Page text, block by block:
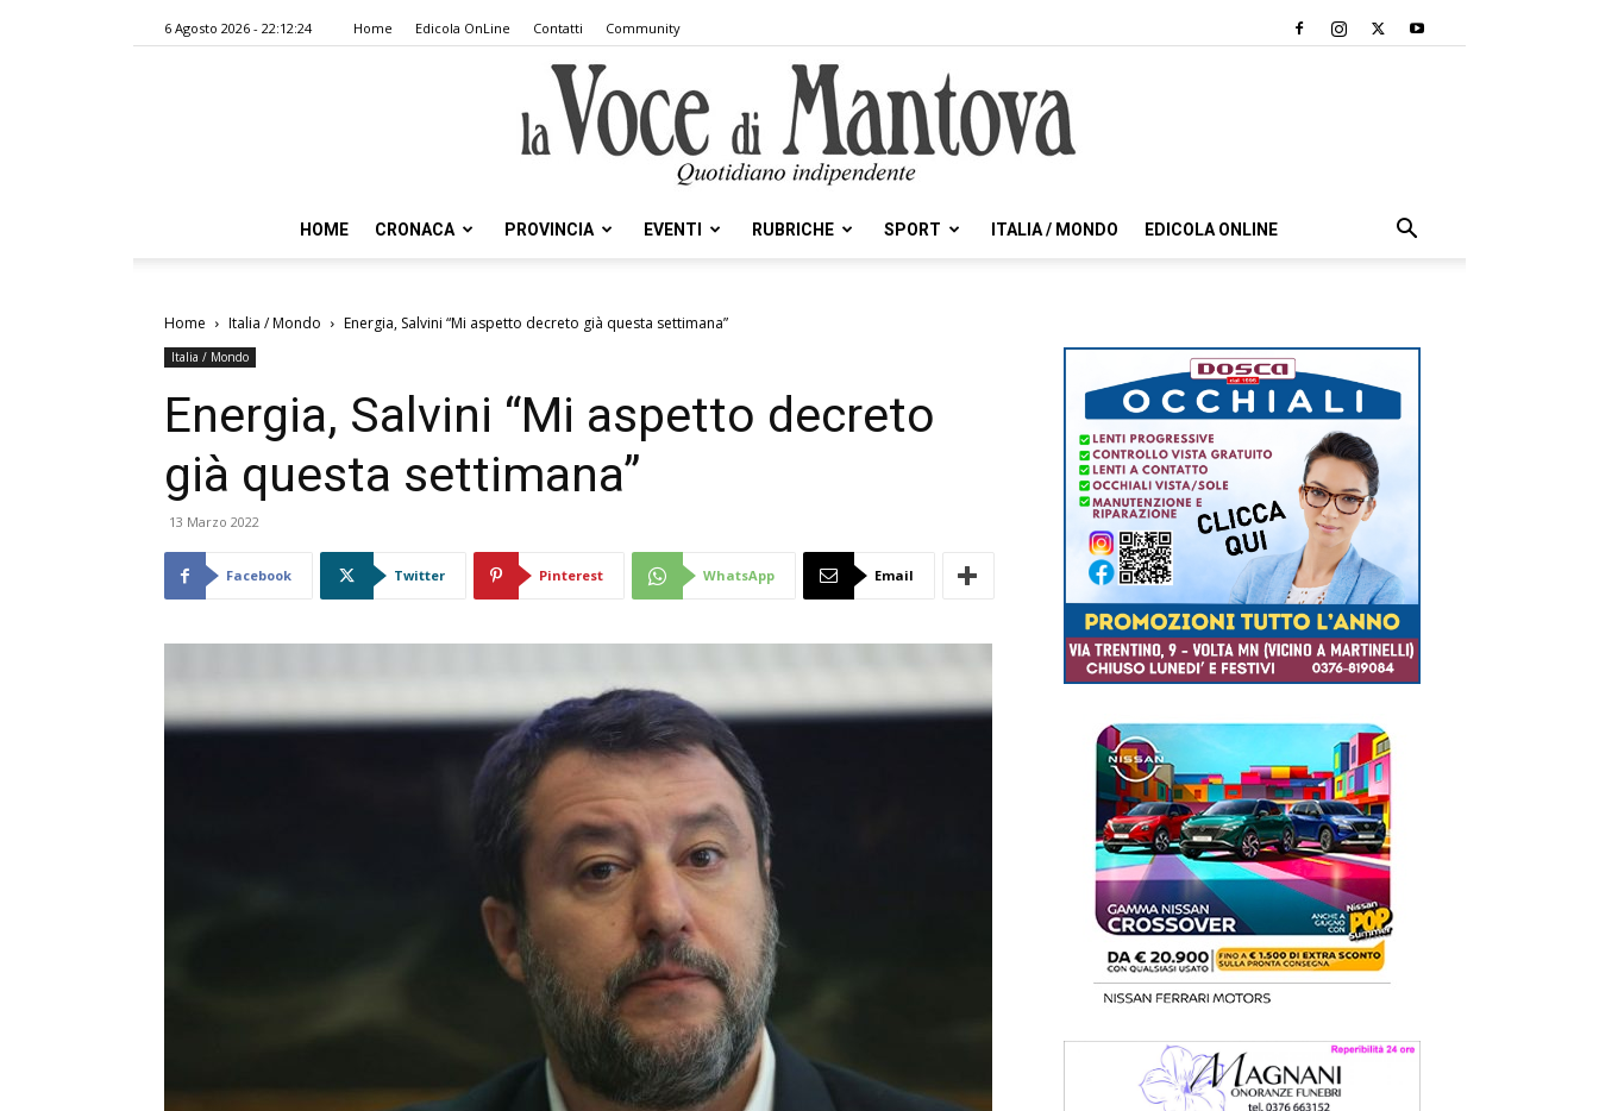
6 Agosto 2026 - 22:12:24 Home Edicola OnLine Contatti Community
Voce
HOME CRONACA PROVINCIA EVENTI RUBRICHE SPORT ITALIA / MONDO EDICOLA ONLINE
Home Italia / Mondo Energia, Salvini “Mi aspetto decreto già questa settimana”
Italia / Mondo
Energia, Salvini “Mi aspetto decreto
già questa settimana”
13 Marzo 2022
Facebook Twitter Pinterest WhatsApp Email